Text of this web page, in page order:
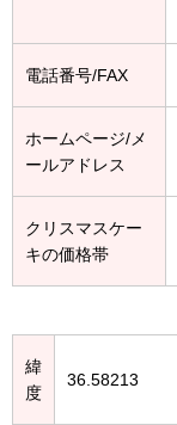
電話番号/FAX
ホームページ/メ
ールアドレス
クリスマスケー
キの価格帯
緯
度
36.58213